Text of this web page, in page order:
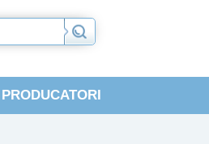
PRODUCATORI